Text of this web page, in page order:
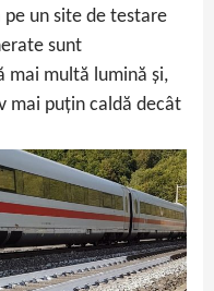
un site de testare
sunt
mai multă lumină și,
mai puțin caldă decât